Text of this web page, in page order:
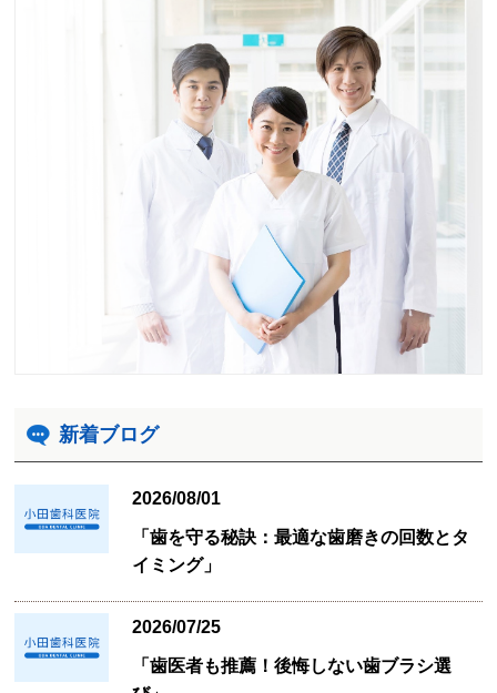
新着ブログ
2026/08/01
「歯を守る秘訣：最適な歯磨きの回数とタ
イミング」
2026/07/25
「歯医者も推薦！後悔しない歯ブラシ選